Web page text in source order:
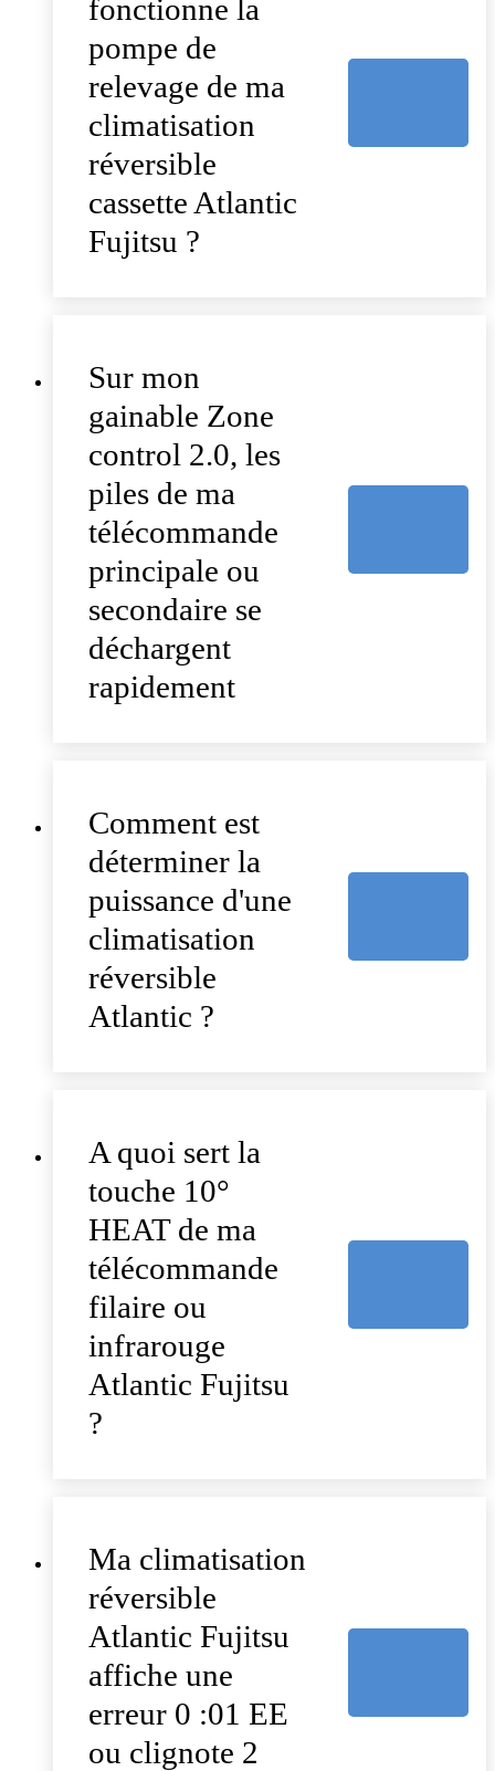
fonctionne la
pompe de
relevage de ma
climatisation
réversible
cassette Atlantic
Fujitsu ?
Sur mon
gainable Zone
control 2.0, les
piles de ma
télécommande
principale ou
secondaire se
déchargent
rapidement
Comment est
déterminer la
puissance d'une
climatisation
réversible
Atlantic ?
A quoi sert la
touche 10°
HEAT de ma
télécommande
filaire ou
infrarouge
Atlantic Fujitsu
?
Ma climatisation
réversible
Atlantic Fujitsu
affiche une
erreur 0 :01 EE
ou clignote 2